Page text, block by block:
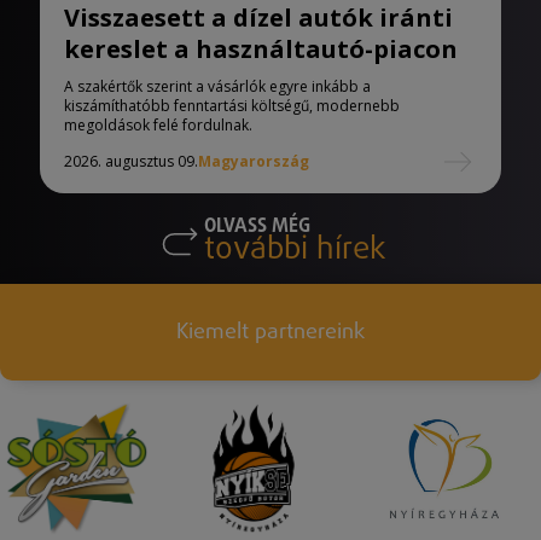
Visszaesett a dízel autók iránti
kereslet a használtautó-piacon
A szakértők szerint a vásárlók egyre inkább a
kiszámíthatóbb fenntartási költségű, modernebb
megoldások felé fordulnak.
2026. augusztus 09.Magyarország
OLVASS MÉG
további hírek
Kiemelt partnereink